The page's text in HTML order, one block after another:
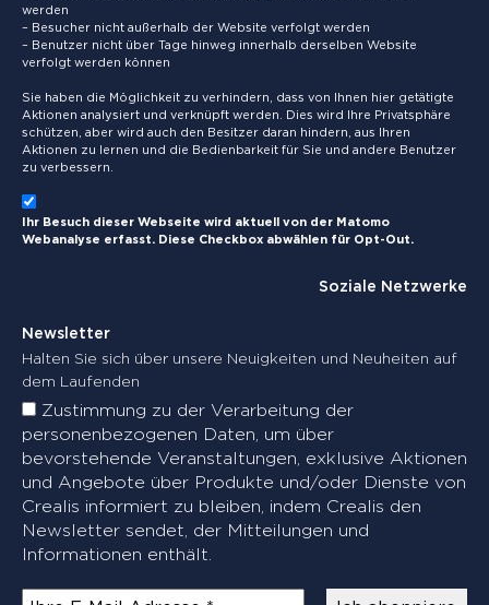
werden
– Besucher nicht außerhalb der Website verfolgt werden
– Benutzer nicht über Tage hinweg innerhalb derselben Website
verfolgt werden können
Sie haben die Möglichkeit zu verhindern, dass von Ihnen hier getätigte
Aktionen analysiert und verknüpft werden. Dies wird Ihre Privatsphäre
schützen, aber wird auch den Besitzer daran hindern, aus Ihren
Aktionen zu lernen und die Bedienbarkeit für Sie und andere Benutzer
zu verbessern.
Ihr Besuch dieser Webseite wird aktuell von der Matomo
Webanalyse erfasst. Diese Checkbox abwählen für Opt-Out.
Soziale Netzwerke
Newsletter
Halten Sie sich über unsere Neuigkeiten und Neuheiten auf
dem Laufenden
Zustimmung zu der Verarbeitung der
personenbezogenen Daten, um über
bevorstehende Veranstaltungen, exklusive Aktionen
und Angebote über Produkte und/oder Dienste von
Crealis informiert zu bleiben, indem Crealis den
Newsletter sendet, der Mitteilungen und
Informationen enthält.